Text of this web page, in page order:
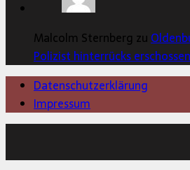
Malcolm Sternberg zu
Polizist hinterrücks erschossen
Datenschutzerklärung
Impressum